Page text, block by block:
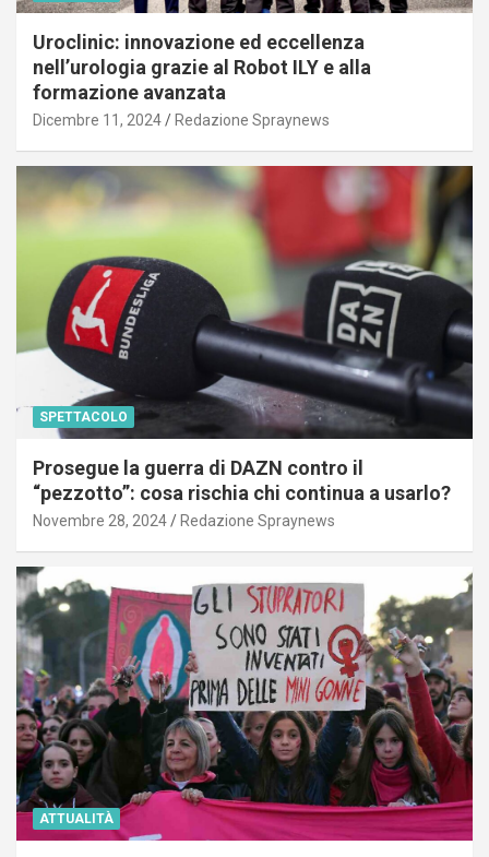
Uroclinic: innovazione ed eccellenza
nell’urologia grazie al Robot ILY e alla
formazione avanzata
Dicembre 11, 2024 Redazione Spraynews
SPETTACOLO
Prosegue la guerra di DAZN contro il
“pezzotto”: cosa rischia chi continua a usarlo?
Novembre 28, 2024 Redazione Spraynews
ATTUALITÀ